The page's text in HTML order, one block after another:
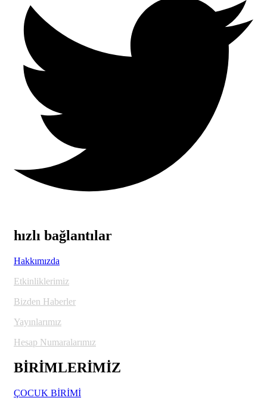
hızlı bağlantılar
Hakkımızda
Etkinliklerimiz
Bizden Haberler
Yayınlarımız
Hesap Numaralarımız
BİRİMLERİMİZ
ÇOCUK BİRİMİ